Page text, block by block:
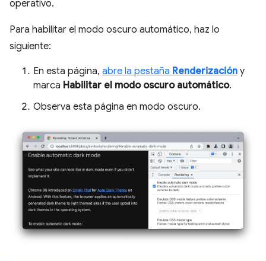
operativo.
Para habilitar el modo oscuro automático, haz lo
siguiente:
En esta página, abre la pestaña Renderización y
marca Habilitar el modo oscuro automático.
Observa esta página en modo oscuro.